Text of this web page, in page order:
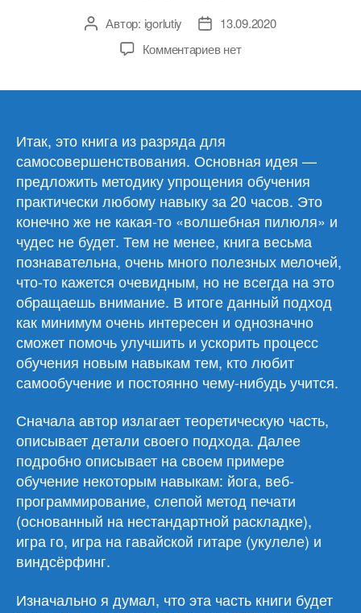
Автор
записи
Автор: igorlutiy
Дата13.09.2020
Комментариевк
20
Как
быстро
научиться…
чему
угодно»
нет
Итак, это книга из разряда для
самосовершенствования. Основная идея —
предложить методику упрощения обучения
практически любому навыку за 20 часов. Это
конечно же не какая-то «волшебная пилюля» и
чудес не будет. Тем не менее, книга весьма
познавательна, очень много полезных мелочей,
что-то кажется очевидным, но не всегда на это
обращаешь внимание. В итоге данный подход
как минимум очень интересен и однозначно
сможет помочь улучшить и ускорить процесс
обучения новым навыкам тем, кто любит
самообучение и постоянно чему-нибудь учится.
Сначала автор излагает теоретическую часть,
описывает детали своего подхода. Далее
подробно описывает на своем примере
обучение некоторым навыкам: йога, веб-
программирование, слепой метод печати
(основанный на нестандартной раскладке),
игра го, игра на гавайской гитаре (укулеле) и
виндсёрфинг.
Изначально я думал, что эта часть книги будет